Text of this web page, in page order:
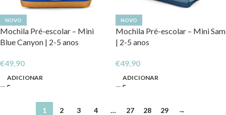
NOVO
Mochila Pré-escolar – Mini
Blue Canyon | 2-5 anos
€49,90
ADICIONAR
NOVO
Mochila Pré-escolar – Mini Sam
| 2-5 anos
€49,90
ADICIONAR
1 2 3 4 … 27 28 29 →